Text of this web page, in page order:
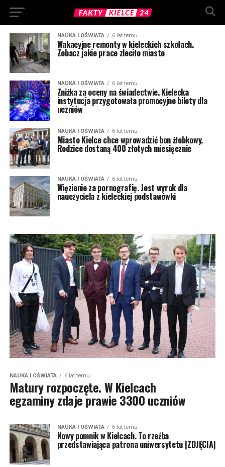
NAUKA I OŚWIATA 6 lat temu
Wakacyjne remonty w kieleckich szkołach.
Zobacz jakie prace zleciło miasto
NAUKA I OŚWIATA 6 lat temu
Zniżka za oceny na świadectwie. Kielecka
instytucja przygotowała promocyjne bilety dla
uczniów
NAUKA I OŚWIATA 6 lat temu
Miasto Kielce chce wprowadzić bon żłobkowy.
Rodzice dostaną 400 złotych miesięcznie
NAUKA I OŚWIATA 6 lat temu
Więzienie za pornografię. Jest wyrok dla
nauczyciela z kieleckiej podstawówki
NAUKA I OŚWIATA 6 lat temu
Matury rozpoczęte. W Kielcach
egzaminy zdaje prawie 3300 uczniów
NAUKA I OŚWIATA 6 lat temu
Nowy pomnik w Kielcach. To rzeźba
przedstawiająca patrona uniwersytetu [ZDJĘCIA]